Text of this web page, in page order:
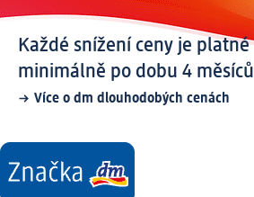
Každé snížení ceny je platné
minimálně po dobu 4 měsíců
Více o dm dlouhodobých cenách